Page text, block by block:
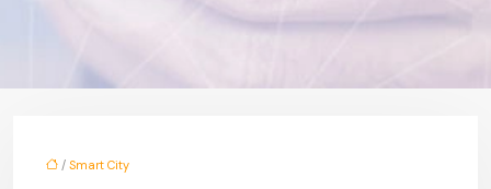
/ Smart City